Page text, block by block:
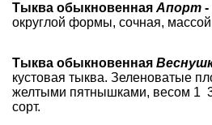
Тыква обыкновеннаяАпорт -
округлой формы, сочная, массой
Тыква обыкновенная
кустовая тыква. Зеленоватые
желтыми пятнышками, весом 1
сорт.